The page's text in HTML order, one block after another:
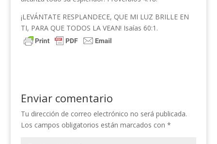
¡LEVÁNTATE RESPLANDECE, QUE MI LUZ BRILLE EN
TI, PARA QUE TODOS LA VEAN! Isaías 60:1.
Enviar comentario
Tu dirección de correo electrónico no será publicada.
Los campos obligatorios están marcados con *